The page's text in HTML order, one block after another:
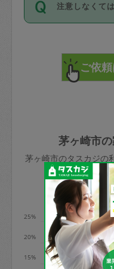
詳細FAQ：
72時間を超え
料が発生しま
直前キャンセ
72時間前〜
依頼者不在に
金額の100%
※例：依頼日
合、水曜日
発生
水曜日9時〜
50%
金曜日9時～
まず、条件の
みてください
その後、一
が必要です。
ジさんと依頼
てください。
不在時に部
きた場合は損
ご注意くださ
注意しなくて
で、必ず鍵
れて依頼者
けてください。
玉、など
あわせてこち
利用します。
はありますか
茅ヶ崎市
茅ヶ崎市のタスカジの
利
15%
20%
25%